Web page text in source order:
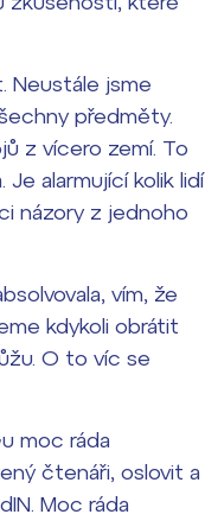
Neustále jsme
předměty.
z vícero zemí. To
alarmující kolik lidí
názory z jednoho
vím, že
kdykoli obrátit
O to víc se
moc ráda
čtenáři, oslovit a
Moc ráda